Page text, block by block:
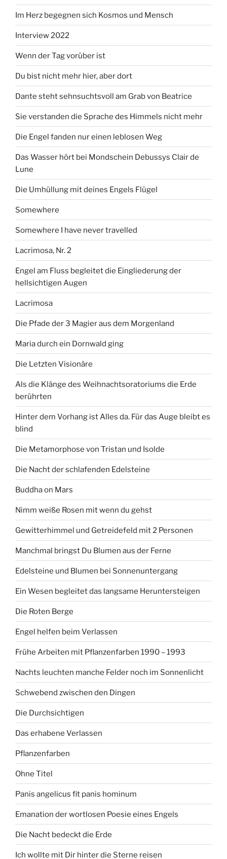
Im Herz begegnen sich Kosmos und Mensch
Interview 2022
Wenn der Tag vorüber ist
Du bist nicht mehr hier, aber dort
Dante steht sehnsuchtsvoll am Grab von Beatrice
Sie verstanden die Sprache des Himmels nicht mehr
Die Engel fanden nur einen leblosen Weg
Das Wasser hört bei Mondschein Debussys Clair de
Lune
Die Umhüllung mit deines Engels Flügel
Somewhere
Somewhere I have never travelled
Lacrimosa, Nr. 2
Engel am Fluss begleitet die Eingliederung der
hellsichtigen Augen
Lacrimosa
Die Pfade der 3 Magier aus dem Morgenland
Maria durch ein Dornwald ging
Die Letzten Visionäre
Als die Klänge des Weihnachtsoratoriums die Erde
berührten
Hinter dem Vorhang ist Alles da. Für das Auge bleibt es
blind
Die Metamorphose von Tristan und Isolde
Die Nacht der schlafenden Edelsteine
Buddha on Mars
Nimm weiße Rosen mit wenn du gehst
Gewitterhimmel und Getreidefeld mit 2 Personen
Manchmal bringst Du Blumen aus der Ferne
Edelsteine und Blumen bei Sonnenuntergang
Ein Wesen begleitet das langsame Heruntersteigen
Die Roten Berge
Engel helfen beim Verlassen
Frühe Arbeiten mit Pflanzenfarben 1990 – 1993
Nachts leuchten manche Felder noch im Sonnenlicht
Schwebend zwischen den Dingen
Die Durchsichtigen
Das erhabene Verlassen
Pflanzenfarben
Ohne Titel
Panis angelicus fit panis hominum
Emanation der wortlosen Poesie eines Engels
Die Nacht bedeckt die Erde
Ich wollte mit Dir hinter die Sterne reisen